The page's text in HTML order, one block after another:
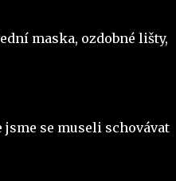
maska, ozdobné lišty,
se museli schovávat